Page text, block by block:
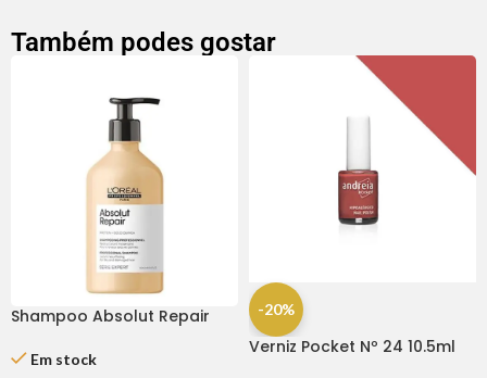
Também podes gostar
Shampoo Absolut Repair
Em stock
-20%
Verniz Pocket Nº 24 10.5ml